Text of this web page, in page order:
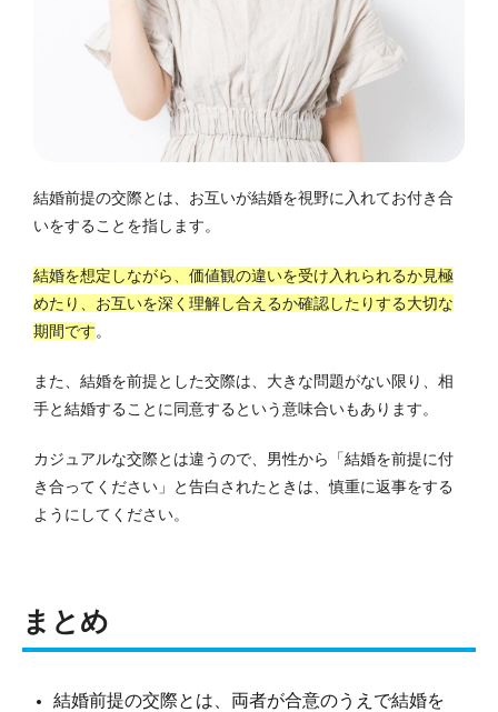
結婚前提の交際とは、お互いが結婚を視野に入れてお付き合
いをすることを指します。
結婚を想定しながら、価値観の違いを受け入れられるか見極
めたり、お互いを深く理解し合えるか確認したりする大切な
期間です。
また、結婚を前提とした交際は、大きな問題がない限り、相
手と結婚することに同意するという意味合いもあります。
カジュアルな交際とは違うので、男性から「結婚を前提に付
き合ってください」と告白されたときは、慎重に返事をする
ようにしてください。
まとめ
結婚前提の交際とは、両者が合意のうえで結婚を